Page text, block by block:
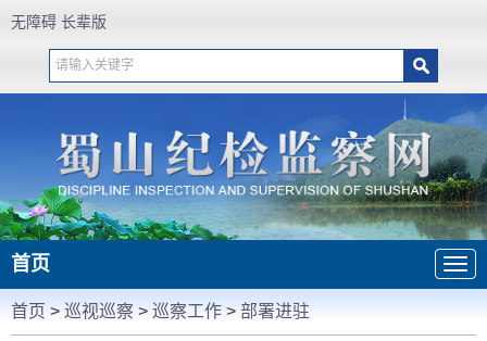
无障碍 长辈版
首页
首页 > 巡视巡察 > 巡察工作 > 部署进驻